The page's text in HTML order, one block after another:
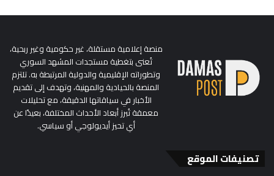
منصة إعلامية مستقلة، غير حكومية وغير ربحية،
تُعنى بتغطية مستجدات المشهد السوري
وتطوراته الإقليمية والدولية المرتبطة به. تلتزم
المنصة بالحيادية والمهنية، وتهدف إلى تقديم
الأخبار في سياقاتها الدقيقة، مع تحليلات
معمقة تُبرز أبعاد الأحداث المختلفة، بعيدًا عن
أي تحيز أيديولوجي أو سياسي.
تصنيفات الموقع